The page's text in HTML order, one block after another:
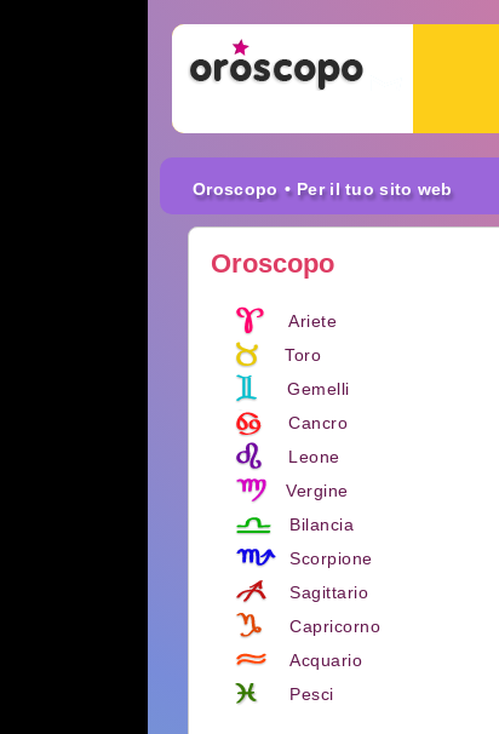
Oroscopo • Per il tuo sito web
Oroscopo
Ariete
Toro
Gemelli
Cancro
Leone
Vergine
Bilancia
Scorpione
Sagittario
Capricorno
Acquario
Pesci